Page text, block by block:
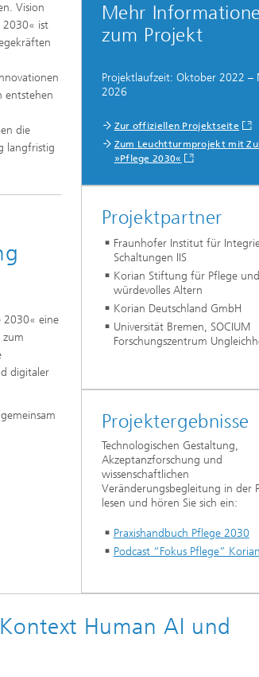
Vision
2030« ist
entstehen
die
langfristig
2030« eine
zum
digitaler
Mehr
zum Projekt
Projektlaufzeit: Oktober 2022 –
2026
Zur offiziellen Projektseite
Zum Leuchtturmprojekt mit
»Pflege 2030«
Projektpartner
Fraunhofer Institut für
Schaltungen IIS
Korian Stiftung für Pflege und
würdevolles Altern
Korian Deutschland GmbH
Universität Bremen, SOCIUM
Forschungszentrum
Projektergebnisse
Technologischen Gestaltung,
Akzeptanzforschung und
wissenschaftlichen
Veränderungsbegleitung in der
lesen und hören Sie sich ein:
Praxishandbuch Pflege 2030
Podcast “Fokus Pflege”
Human AI und